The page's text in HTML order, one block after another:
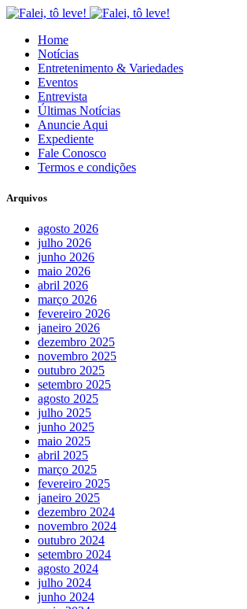
Home
Notícias
Entretenimento & Variedades
Eventos
Entrevista
Últimas Notícias
Anuncie Aqui
Expediente
Fale Conosco
Termos e condições
Arquivos
agosto 2026
julho 2026
junho 2026
maio 2026
abril 2026
março 2026
fevereiro 2026
janeiro 2026
dezembro 2025
novembro 2025
outubro 2025
setembro 2025
agosto 2025
julho 2025
junho 2025
maio 2025
abril 2025
março 2025
fevereiro 2025
janeiro 2025
dezembro 2024
novembro 2024
outubro 2024
setembro 2024
agosto 2024
julho 2024
junho 2024